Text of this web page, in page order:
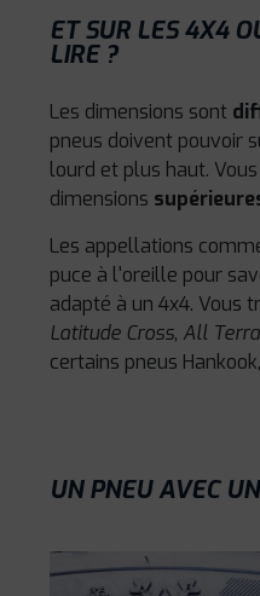
ET SUR LES 4X4
LIRE ?
Les dimensions sont
pneus doivent pouvoir
lourd et plus haut.
dimensions
Les appellations
puce à l'oreille pour
adapté à un 4x4. Vous
Latitude Cross, All
certains pneus
UN PNEU AVEC